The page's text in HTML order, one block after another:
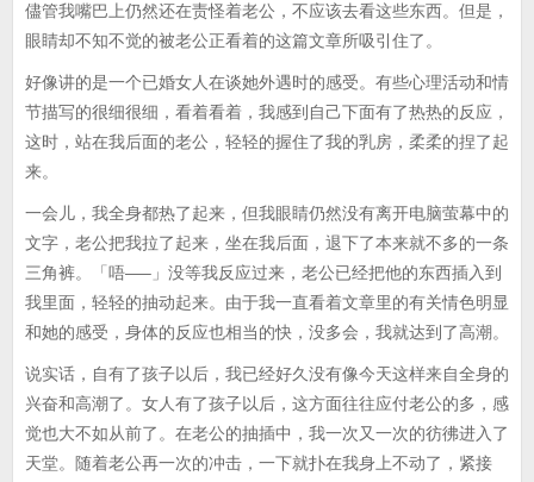
儘管我嘴巴上仍然还在责怪着老公，不应该去看这些东西。但是，
眼睛却不知不觉的被老公正看着的这篇文章所吸引住了。
好像讲的是一个已婚女人在谈她外遇时的感受。有些心理活动和情
节描写的很细很细，看着看着，我感到自己下面有了热热的反应，
这时，站在我后面的老公，轻轻的握住了我的乳房，柔柔的捏了起
来。
一会儿，我全身都热了起来，但我眼睛仍然没有离开电脑萤幕中的
文字，老公把我拉了起来，坐在我后面，退下了本来就不多的一条
三角裤。「唔—–」没等我反应过来，老公已经把他的东西插入到
我里面，轻轻的抽动起来。由于我一直看着文章里的有关情色明显
和她的感受，身体的反应也相当的快，没多会，我就达到了高潮。
说实话，自有了孩子以后，我已经好久没有像今天这样来自全身的
兴奋和高潮了。女人有了孩子以后，这方面往往应付老公的多，感
觉也大不如从前了。在老公的抽插中，我一次又一次的彷彿进入了
天堂。随着老公再一次的冲击，一下就扑在我身上不动了，紧接